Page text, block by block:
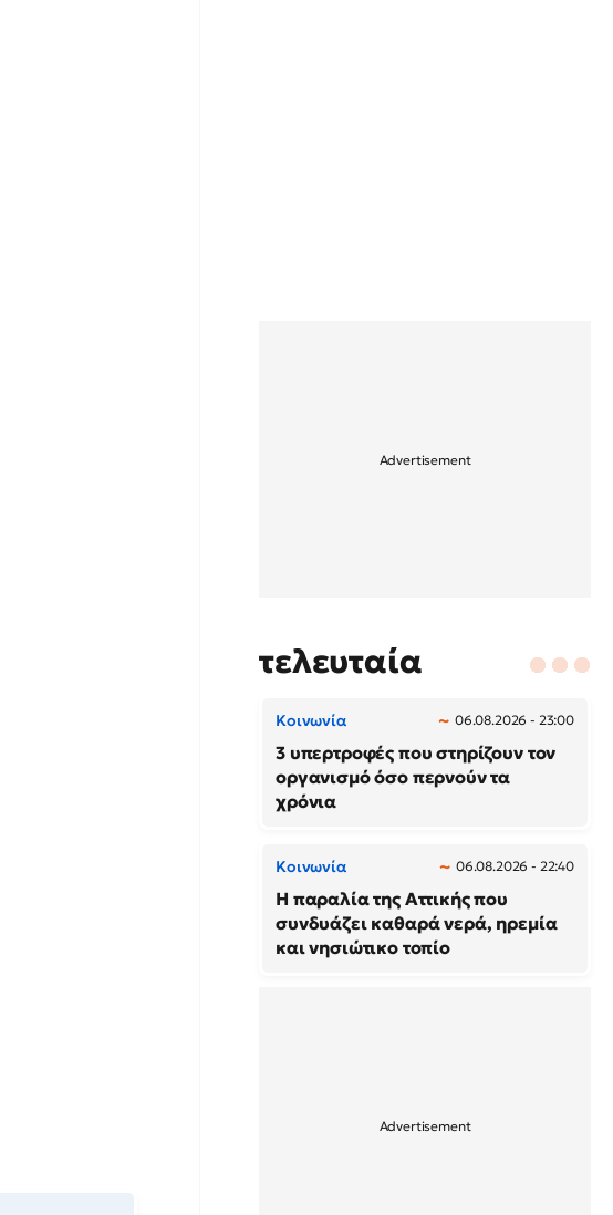
τελευταία
Κοινωνία 06.08.2026 - 23:00
3 υπερτροφές που στηρίζουν τον
οργανισμό όσο περνούν τα
χρόνια
Κοινωνία 06.08.2026 - 22:40
Η παραλία της Αττικής που
συνδυάζει καθαρά νερά, ηρεμία
και νησιώτικο τοπίο